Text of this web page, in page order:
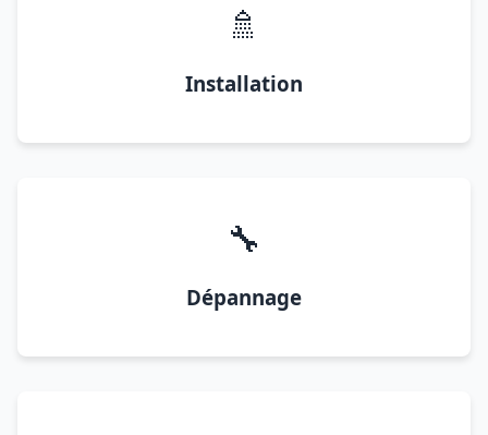
🚿
Installation
🔧
Dépannage